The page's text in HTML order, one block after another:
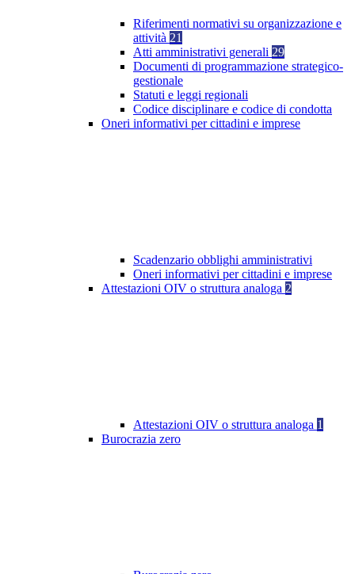
Riferimenti normativi su organizzazione e
attività 21
Atti amministrativi generali 29
Documenti di programmazione strategico-
gestionale
Statuti e leggi regionali
Codice disciplinare e codice di condotta
Oneri informativi per cittadini e imprese
Scadenzario obblighi amministrativi
Oneri informativi per cittadini e imprese
Attestazioni OIV o struttura analoga 2
Attestazioni OIV o struttura analoga 1
Burocrazia zero